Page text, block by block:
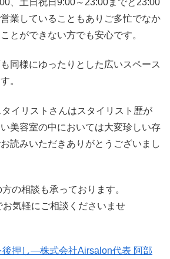
業していることもありご多忙でなか
とができない方でも安心です。
同様にゆったりとした広いスペース
。
イリストさんはスタイリスト歴が
美容室の中においては大変珍しい存
読みいただきありがとうございまし
の相談も承っております。
お気軽にご相談くださいませ
後押し—株式会社Airsalon代表 阿部